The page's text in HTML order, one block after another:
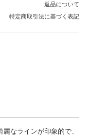
返品について
特定商取引法に基づく表記
なラインが印象的で、